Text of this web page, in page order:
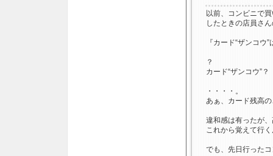
以前、コンビニで
したときの店員さ
『カード“ザンコウ
？
カード“ザンコウ”？
・・・・。
あぁ、カード残高
違和感は有ったが
これから覚えて行
でも、先日行った